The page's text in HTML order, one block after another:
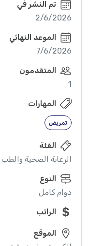
تم النشر في
2/6/2026
الموعد النهائي
7/6/2026
المتقدمون
1
المهارات
تمريض
الفئة
الرعاية الصحية والطب
النوع
دوام كامل
الراتب
الموقع